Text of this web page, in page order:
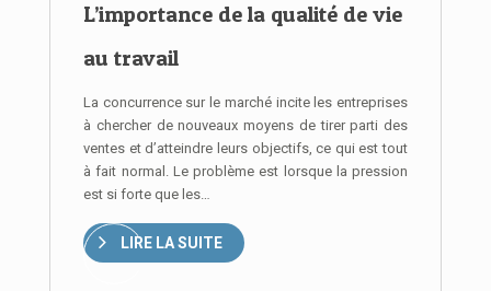
L’importance de la qualité de vie
au travail
La concurrence sur le marché incite les entreprises
à chercher de nouveaux moyens de tirer parti des
ventes et d’atteindre leurs objectifs, ce qui est tout
à fait normal. Le problème est lorsque la pression
est si forte que les…
LIRE LA SUITE